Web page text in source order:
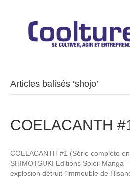
Articles balisés ‘shojo’
COELACANTH
COELACANTH #1 (Série complète
SHIMOTSUKI Editions Soleil Manga
explosion détruit l’immeuble de